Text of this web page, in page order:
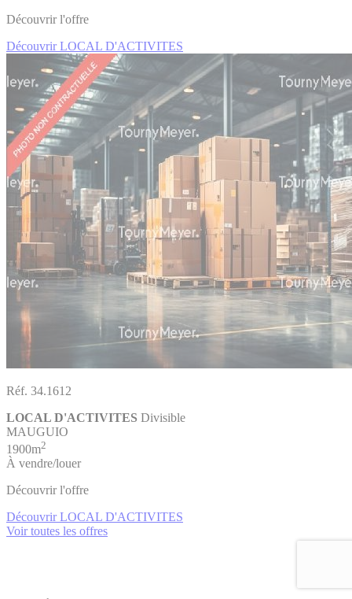
Découvrir l'offre
Découvrir LOCAL D'ACTIVITES
Réf. 34.1612
LOCAL D'ACTIVITES Divisible
MAUGUIO
1900m2
À vendre/louer
Découvrir l'offre
Découvrir LOCAL D'ACTIVITES
Voir toutes les offres